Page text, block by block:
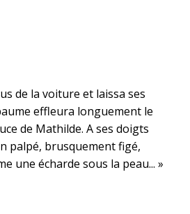
de la voiture et laissa ses
effleura longuement le
de Mathilde. A ses doigts
palpé, brusquement figé,
une écharde sous la peau... »